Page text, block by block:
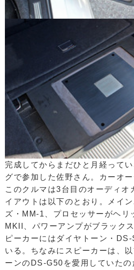
完成してからまだひと月経って
グで参加した佐野さん。カーオ
このクルマは3台目のオーディオ
イアウトは以下のとおり。メイ
ズ・MM-1、プロセッサーがヘ
MKII、パワーアンプがブラック
ピーカーにはダイヤトーン・
いる。ちなみにスピーカーは、
ーンのDS-G50を愛用していたの